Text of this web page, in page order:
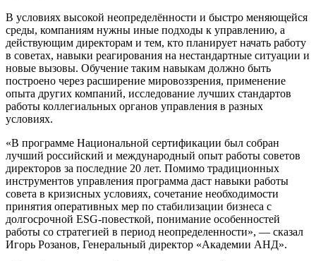
В условиях высокой неопределённости и быстро меняющейся
среды, компаниям нужны иные подходы к управлению, а
действующим директорам и тем, кто планирует начать работу
в советах, навыки реагирования на нестандартные ситуации и
новые вызовы. Обучение таким навыкам должно быть
построено через расширение мировоззрения, применение
опыта других компаний, исследование лучших стандартов
работы коллегиальных органов управления в разных
условиях.
«В программе Национальной сертификации был собран
лучший российский и международный опыт работы советов
директоров за последние 20 лет. Помимо традиционных
инструментов управления программа даст навыки работы
совета в кризисных условиях, сочетание необходимости
принятия оперативных мер по стабилизации бизнеса с
долгосрочной ESG-повесткой, понимание особенностей
работы со стратегией в период неопределенности», — сказал
Игорь Розанов, Генеральный директор «Академии АНД».